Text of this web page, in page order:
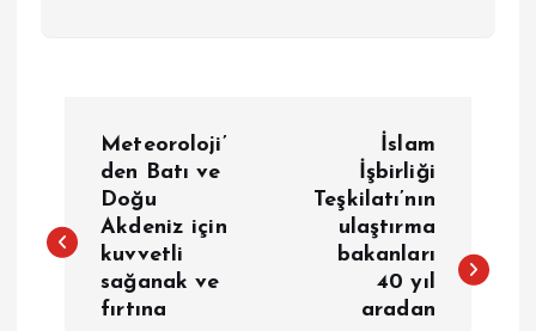
z
Meteoroloji’
den Batı ve
Doğu
Akdeniz için
kuvvetli
sağanak ve
fırtına
İslam
İşbirliği
Teşkilatı’nın
ulaştırma
bakanları
40 yıl
aradan